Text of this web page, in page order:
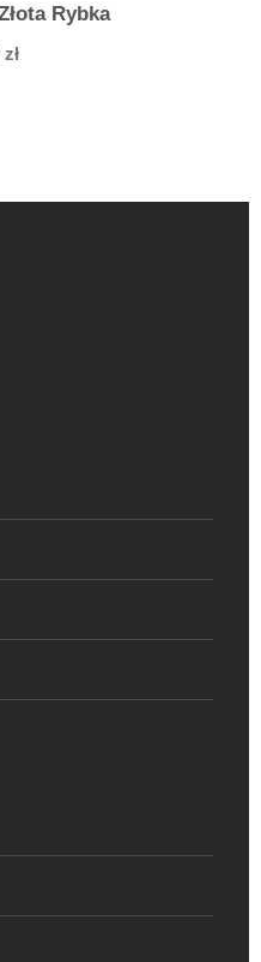
Rybka
zł